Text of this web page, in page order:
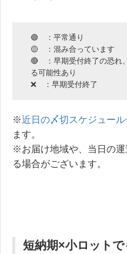
🟢 ：平常通り
🟡 ：混み合っています
🔴 ：早期受付終了の恐れ
る可能性あり
❌ ：早期受付終了
※近日の〆切スケジュー
ます。
※お届け地域や、当日の
る場合がございます。
短納期×小ロット